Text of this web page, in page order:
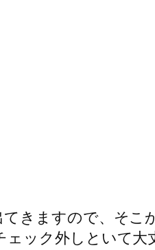
きますので、そ
ック外しといて大